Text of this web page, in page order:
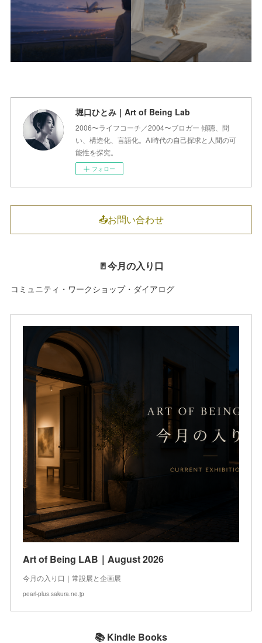
堀口ひとみ｜Art of Being Lab
2006〜ライフコーチ／2004〜ブロガー 傾聴、問
い、構造化、言語化。AI時代の自己探求と人間の可
能性を探究。
フォロー
📤お問い合わせ
🚪今月の入り口
コミュニティ・ワークショップ・ダイアログ
Art of Being LAB｜August 2026
今月の入り口｜常設展と企画展
pearl-plus.sakura.ne.jp
📚 Kindle Books